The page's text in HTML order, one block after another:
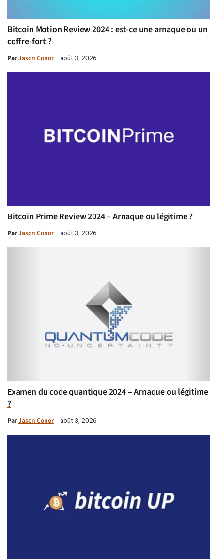
Bitcoin Motion Review 2024 : est-ce une arnaque ou un
coffre-fort ?
ParJason Conor août 3, 2026
Bitcoin Prime Review 2024 – Arnaque ou légitime ?
ParJason Conor août 3, 2026
Examen du code quantique 2024 – Arnaque ou légitime
?
ParJason Conor août 3, 2026